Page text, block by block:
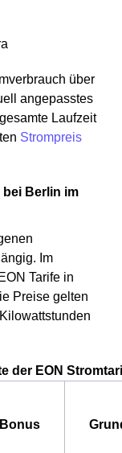
über
angepasstes
Laufzeit
Strompreis
bei Berlin im
Im
Tarife in
Preise gelten
der EON
Bonus